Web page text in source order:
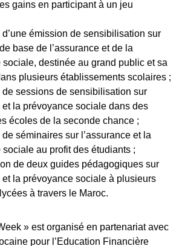
gains en participant à un jeu
d’une émission de sensibilisation sur
base de l’assurance et de la
sociale, destinée au grand public et sa
plusieurs établissements scolaires ;
de sessions de sensibilisation sur
et la prévoyance sociale dans des
écoles de la seconde chance ;
de séminaires sur l’assurance et la
sociale au profit des étudiants ;
de deux guides pédagogiques sur
et la prévoyance sociale à plusieurs
à travers le Maroc.
» est organisé en partenariat avec
pour l’Education Financière